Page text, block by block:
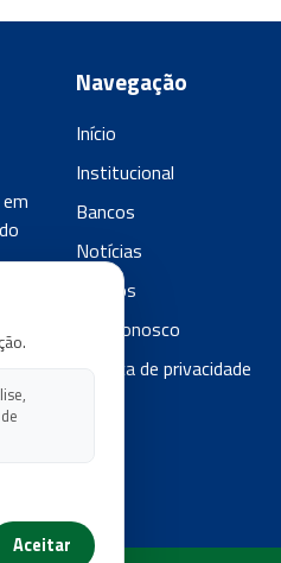
Navegação
Início
Institucional
Bancos
Notícias
Filiados
Fale conosco
Política de privacidade
Aceitar